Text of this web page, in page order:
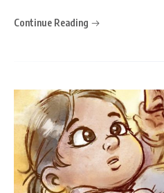
Continue Reading